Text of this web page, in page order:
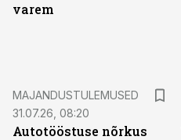
varem
MAJANDUSTULEMUSED
31.07.26, 08:20
Autotööstuse nõrkus